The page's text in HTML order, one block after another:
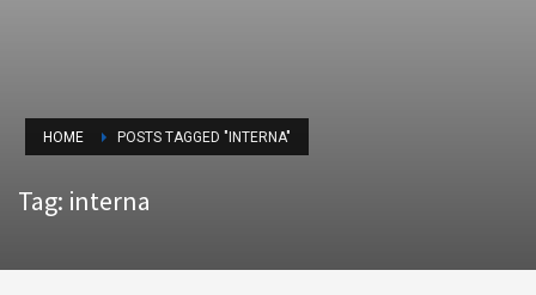
HOME POSTS TAGGED "INTERNA"
Tag: interna